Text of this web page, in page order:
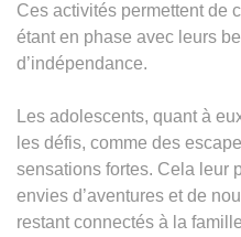
Ces activités permettent de
étant en phase avec leurs
d’indépendance.
Les adolescents, quant à
les défis, comme des
sensations fortes. Cela leur
envies d’aventures et de
restant connectés à la